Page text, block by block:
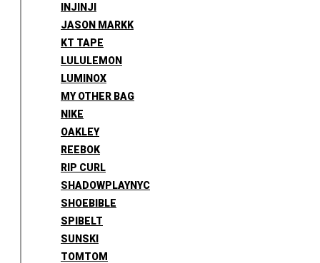
INJINJI
JASON MARKK
KT TAPE
LULULEMON
LUMINOX
MY OTHER BAG
NIKE
OAKLEY
REEBOK
RIP CURL
SHADOWPLAYNYC
SHOEBIBLE
SPIBELT
SUNSKI
TOMTOM